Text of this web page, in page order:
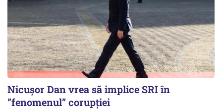
Nicușor Dan vrea să implice SRI în
”fenomenul” corupției